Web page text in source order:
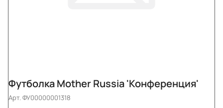
Футболка Mother Russia 'Конференция'
Арт.ФУ00000001318